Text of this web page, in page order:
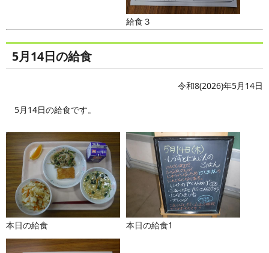
給食３
5月14日の給食
令和8(2026)年5月14日
5月14日の給食です。
本日の給食 本日の給食1